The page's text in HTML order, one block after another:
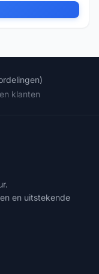
klanten
en uitstekende